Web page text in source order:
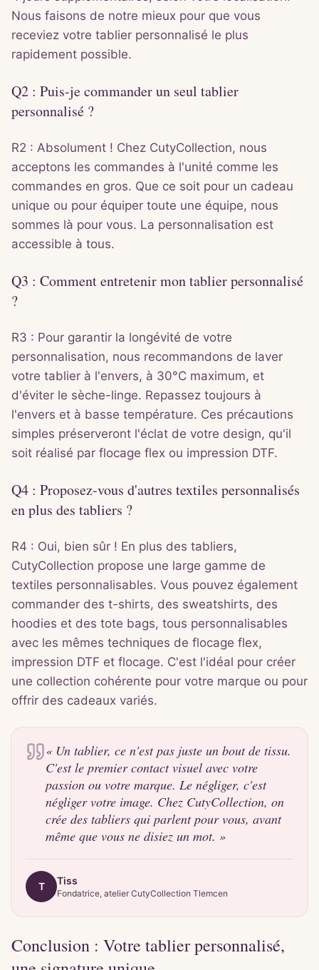
Nous faisons de notre mieux pour que vous
receviez votre tablier personnalisé le plus
rapidement possible.
Q2 : Puis-je commander un seul tablier
personnalisé ?
R2 : Absolument ! Chez CutyCollection, nous
acceptons les commandes à l'unité comme les
commandes en gros. Que ce soit pour un cadeau
unique ou pour équiper toute une équipe, nous
sommes là pour vous. La personnalisation est
accessible à tous.
Q3 : Comment entretenir mon tablier personnalisé
?
R3 : Pour garantir la longévité de votre
personnalisation, nous recommandons de laver
votre tablier à l'envers, à 30°C maximum, et
d'éviter le sèche-linge. Repassez toujours à
l'envers et à basse température. Ces précautions
simples préserveront l'éclat de votre design, qu'il
soit réalisé par flocage flex ou impression DTF.
Q4 : Proposez-vous d'autres textiles personnalisés
en plus des tabliers ?
R4 : Oui, bien sûr ! En plus des tabliers,
CutyCollection propose une large gamme de
textiles personnalisables. Vous pouvez également
commander des t-shirts, des sweatshirts, des
hoodies et des tote bags, tous personnalisables
avec les mêmes techniques de flocage flex,
impression DTF et flocage. C'est l'idéal pour créer
une collection cohérente pour votre marque ou pour
offrir des cadeaux variés.
« Un tablier, ce n'est pas juste un bout de tissu.
C'est le premier contact visuel avec votre
passion ou votre marque. Le négliger, c'est
négliger votre image. Chez CutyCollection, on
crée des tabliers qui parlent pour vous, avant
même que vous ne disiez un mot. »
T Tiss
Fondatrice, atelier CutyCollection Tlemcen
Conclusion : Votre tablier personnalisé,